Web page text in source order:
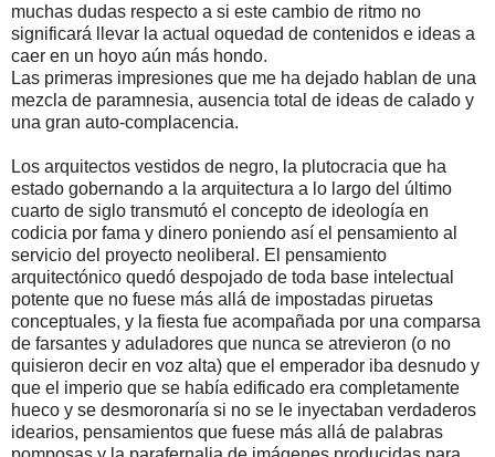
muchas dudas respecto a si este cambio de ritmo no
significará llevar la actual oquedad de contenidos e ideas a
caer en un hoyo aún más hondo.
Las primeras impresiones que me ha dejado hablan de una
mezcla de paramnesia, ausencia total de ideas de calado y
una gran auto-complacencia.
Los arquitectos vestidos de negro, la plutocracia que ha
estado gobernando a la arquitectura a lo largo del último
cuarto de siglo transmutó el concepto de ideología en
codicia por fama y dinero poniendo así el pensamiento al
servicio del proyecto neoliberal. El pensamiento
arquitectónico quedó despojado de toda base intelectual
potente que no fuese más allá de impostadas piruetas
conceptuales, y la fiesta fue acompañada por una comparsa
de farsantes y aduladores que nunca se atrevieron (o no
quisieron decir en voz alta) que el emperador iba desnudo y
que el imperio que se había edificado era completamente
hueco y se desmoronaría si no se le inyectaban verdaderos
idearios, pensamientos que fuese más allá de palabras